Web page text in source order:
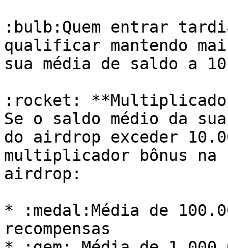
:bulb:Quem entrar
qualificar mantendo
sua média de saldo a
:rocket:
Se o saldo médio da
do airdrop exceder
multiplicador bônus
airdrop:
* :medal:Média de
recompensas